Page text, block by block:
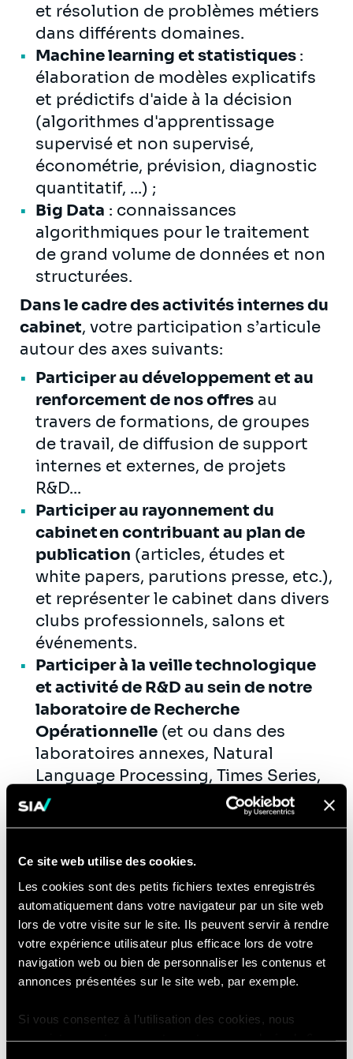
Ce site web utilise des cookies.
Les cookies sont des petits fichiers textes enregistrés
automatiquement dans votre navigateur par un site web
lors de votre visite sur le site. Ils peuvent servir à rendre
votre expérience utilisateur plus efficace lors de votre
navigation web ou bien de personnaliser les contenus et
annonces présentées sur le site web, par exemple.
Si vous consentez à l’utilisation des cookies, nous
et résolution de problèmes métiers
dans différents domaines.
Machine learning et statistiques :
élaboration de modèles explicatifs
et prédictifs d'aide à la décision
(algorithmes d'apprentissage
supervisé et non supervisé,
économétrie, prévision, diagnostic
quantitatif, ...) ;
Big Data : connaissances
algorithmiques pour le traitement
de grand volume de données et non
structurées.
Dans le cadre des activités internes du
cabinet, votre participation s’articule
autour des axes suivants:
Participer au développement et au
renforcement de nos offres au
travers de formations, de groupes
de travail, de diffusion de support
internes et externes, de projets
R&D...
Participer au rayonnement du
cabinet en contribuant au plan de
publication (articles, études et
white papers, parutions presse, etc.),
et représenter le cabinet dans divers
clubs professionnels, salons et
événements.
Participer à la veille technologique
et activité de R&D au sein de notre
laboratoire de Recherche
Opérationnelle (et ou dans des
laboratoires annexes, Natural
Language Processing, Times Series,
Computer Vision...).
Participer au développement
définition des besoins et en
participant aux actions
commerciales.
Compétences
d'Ingénieur ou une formation de haut